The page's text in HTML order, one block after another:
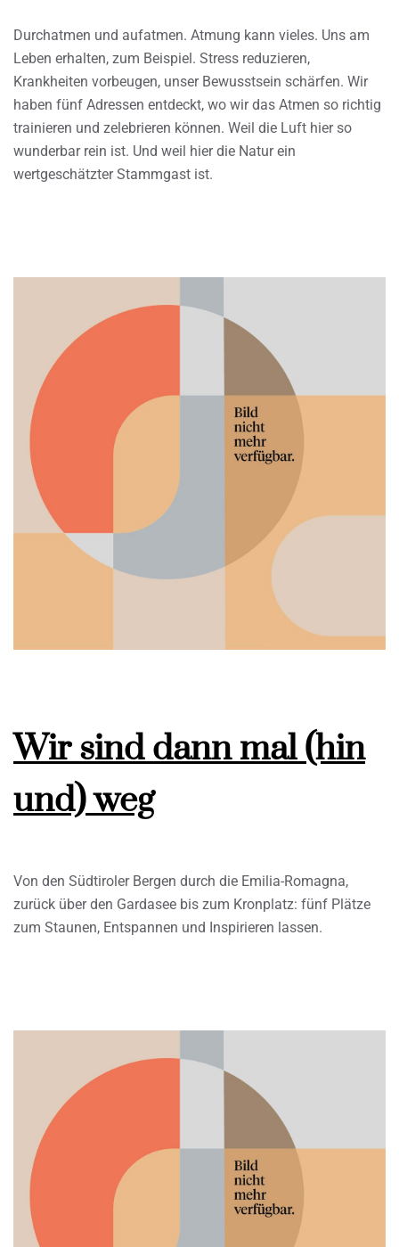
Durchatmen und aufatmen. Atmung kann vieles. Uns am
Leben erhalten, zum Beispiel. Stress reduzieren,
Krankheiten vorbeugen, unser Bewusstsein schärfen. Wir
haben fünf Adressen entdeckt, wo wir das Atmen so richtig
trainieren und zelebrieren können. Weil die Luft hier so
wunderbar rein ist. Und weil hier die Natur ein
wertgeschätzter Stammgast ist.
Wir sind dann mal (hin
und) weg
Von den Südtiroler Bergen durch die Emilia-Romagna,
zurück über den Gardasee bis zum Kronplatz: fünf Plätze
zum Staunen, Entspannen und Inspirieren lassen.